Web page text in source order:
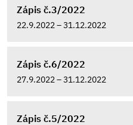
Zápis č.3/2022
22.9.2022 – 31.12.2022
Zápis č.6/2022
27.9.2022 – 31.12.2022
Zápis č.5/2022